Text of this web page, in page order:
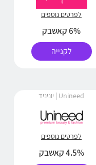
לפרטים נוספים
6% קאשבק
לקנייה
Unineed | יוניניד
לפרטים נוספים
4.5% קאשבק